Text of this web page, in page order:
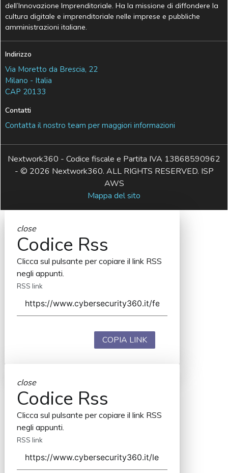
dell’Innovazione Imprenditoriale. Ha la missione di diffondere la
cultura digitale e imprenditoriale nelle imprese e pubbliche
amministrazioni italiane.
Indirizzo
Via Moretto da Brescia, 22
Milano - Italia
CAP 20133
Contatti
Contatta il nostro team per maggiori informazioni
Nextwork360 - Codice fiscale e Partita IVA 13868590962
- © 2026 Nextwork360. ALL RIGHTS RESERVED. ISP
AWS
Mappa del sito
close
Codice Rss
Clicca sul pulsante per copiare il link RSS
negli appunti.
RSS link
COPIA LINK
close
Codice Rss
Clicca sul pulsante per copiare il link RSS
negli appunti.
RSS link